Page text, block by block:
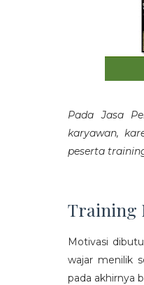
Pada Jasa
karyawan,
peserta
Training
Motivasi
wajar menilik
pada akhirnya